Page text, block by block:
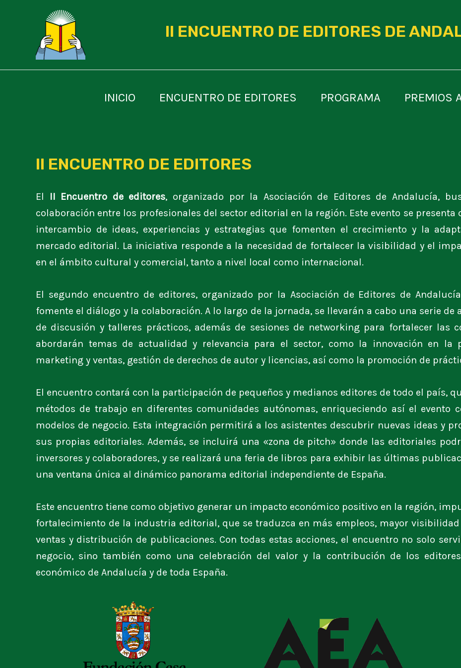
contenido
II ENCUENTRO DE EDITORES DE
INICIO ENCUENTRO DE EDITORES PROGRAMA PREMIOS
II ENCUENTRO DE EDITORES
El II Encuentro de editores, organizado por la Asociación de Editores de Andalucía,
colaboración entre los profesionales del sector editorial en la región. Este evento se
intercambio de ideas, experiencias y estrategias que fomenten el crecimiento y la
mercado editorial. La iniciativa responde a la necesidad de fortalecer la visibilidad y el
en el ámbito cultural y comercial, tanto a nivel local como internacional.
El segundo encuentro de editores, organizado por la Asociación de Editores de
fomente el diálogo y la colaboración. A lo largo de la jornada, se llevarán a cabo una serie
de discusión y talleres prácticos, además de sesiones de networking para fortalecer las
abordarán temas de actualidad y relevancia para el sector, como la innovación en la
marketing y ventas, gestión de derechos de autor y licencias, así como la promoción de
El encuentro contará con la participación de pequeños y medianos editores de todo el país,
métodos de trabajo en diferentes comunidades autónomas, enriqueciendo así el evento
modelos de negocio. Esta integración permitirá a los asistentes descubrir nuevas ideas y
sus propias editoriales. Además, se incluirá una «zona de pitch» donde las editoriales
inversores y colaboradores, y se realizará una feria de libros para exhibir las últimas
una ventana única al dinámico panorama editorial independiente de España.
Este encuentro tiene como objetivo generar un impacto económico positivo en la región,
fortalecimiento de la industria editorial, que se traduzca en más empleos, mayor
ventas y distribución de publicaciones. Con todas estas acciones, el encuentro no solo
negocio, sino también como una celebración del valor y la contribución de los
económico de Andalucía y de toda España.